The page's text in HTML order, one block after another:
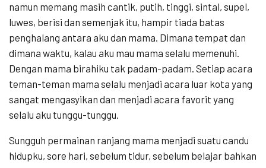
namun memang masih cantik, putih, tinggi, sintal, supel,
luwes, berisi dan semenjak itu, hampir tiada batas
penghalang antara aku dan mama. Dimana tempat dan
dimana waktu, kalau aku mau mama selalu memenuhi.
Dengan mama birahiku tak padam-padam. Setiap acara
teman-teman mama selalu menjadi acara luar kota yang
sangat mengasyikan dan menjadi acara favorit yang
selalu aku tunggu-tunggu.
Sungguh permainan ranjang mama menjadi suatu candu
hidupku, sore hari, sebelum tidur, sebelum belajar bahkan